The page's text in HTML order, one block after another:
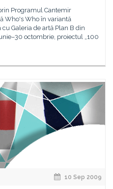
Programul Cantemir
Who's Who în variantă
Galeria de artă Plan B din
octombrie, proiectul „100
10 Sep 2009